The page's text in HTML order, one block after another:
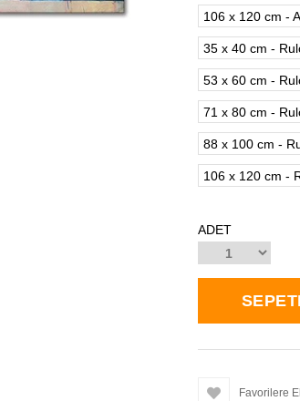
106 x 120 cm -
35 x 40 cm -
53 x 60 cm -
71 x 80 cm -
88 x 100 cm -
106 x 120 cm -
ADET
Favorilere